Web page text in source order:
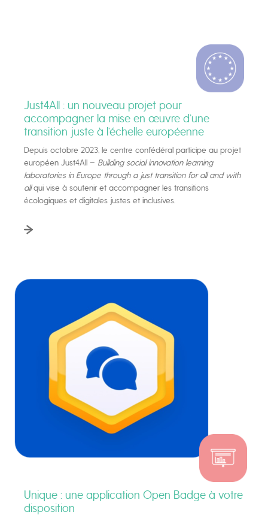
Just4All : un nouveau projet pour
accompagner la mise en œuvre d’une
transition juste à l’échelle européenne
Depuis octobre 2023, le centre confédéral participe au projet
européen Just4All – Building social innovation learning
laboratories in Europe through a just transition for all and with
allqui vise à soutenir et accompagner les transitions
écologiques et digitales justes et inclusives.
Unique : une application Open Badge à votre
disposition